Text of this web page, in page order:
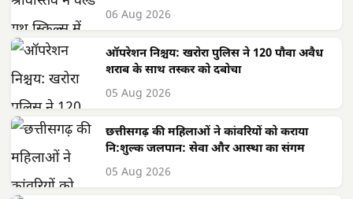
06 Aug 2026
ऑपरेशन निश्चय: खरोरा पुलिस ने 120 पौवा अवैध
शराब के साथ तस्कर को दबोचा
05 Aug 2026
छत्तीसगढ़ की महिलाओं ने कांवरियों को कराया
नि:शुल्क जलपान: सेवा और आस्था का संगम
05 Aug 2026